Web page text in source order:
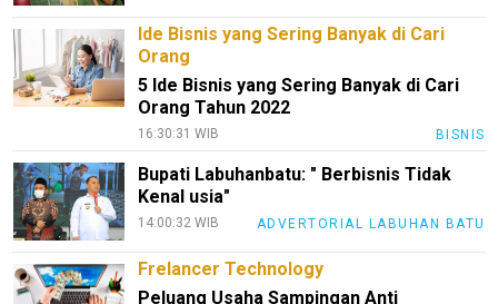
Ide Bisnis yang Sering Banyak di Cari
Orang
5 Ide Bisnis yang Sering Banyak di Cari
Orang Tahun 2022
16:30:31 WIB BISNIS
Bupati Labuhanbatu: " Berbisnis Tidak
Kenal usia"
14:00:32 WIB ADVERTORIAL LABUHAN BATU
Frelancer Technology
Peluang Usaha Sampingan Anti
Traveling
Sport
TeknoPedia
Techno
Guide
Automotive
Trending